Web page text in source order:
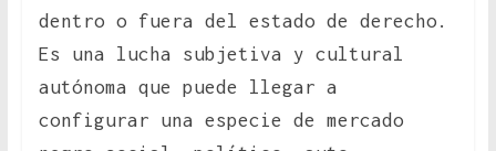
dentro o fuera del estado de derecho.
Es una lucha subjetiva y cultural
autónoma que puede llegar a
configurar una especie de mercado